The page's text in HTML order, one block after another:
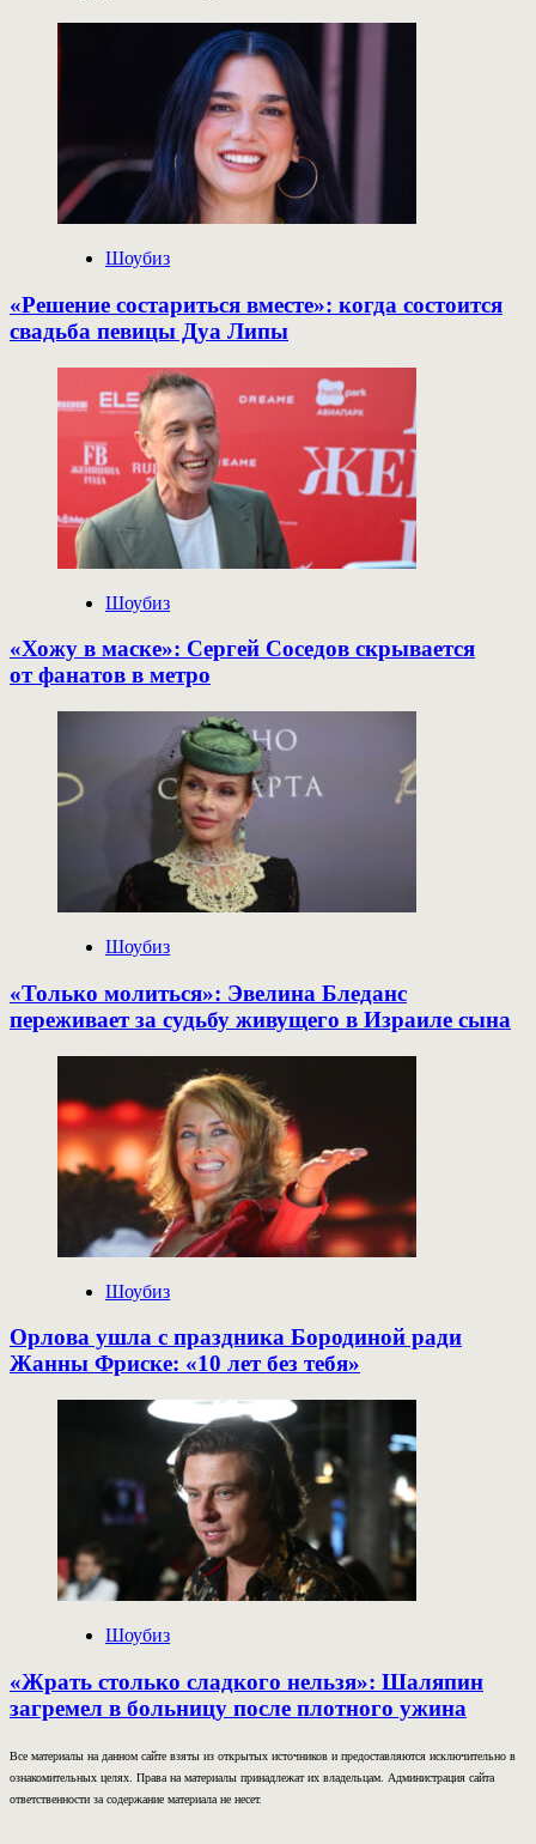
Шоубиз
«Решение состариться вместе»: когда состоится
свадьба певицы Дуа Липы
Шоубиз
«Хожу в маске»: Сергей Соседов скрывается
от фанатов в метро
Шоубиз
«Только молиться»: Эвелина Бледанс
переживает за судьбу живущего в Израиле сына
Шоубиз
Орлова ушла с праздника Бородиной ради
Жанны Фриске: «10 лет без тебя»
Шоубиз
«Жрать столько сладкого нельзя»: Шаляпин
загремел в больницу после плотного ужина
Все материалы на данном сайте взяты из открытых источников и предоставляются исключительно в
ознакомительных целях. Права на материалы принадлежат их владельцам. Администрация сайта
ответственности за содержание материала не несет.